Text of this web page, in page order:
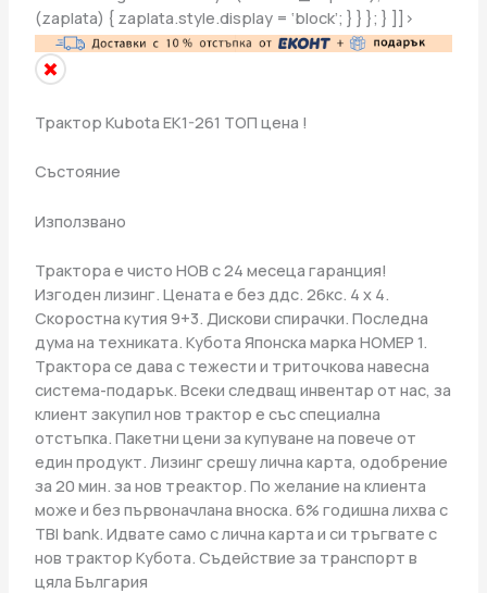
(zaplata) { zaplata.style.display = ‘block’; } } }; } ]]>
Трактор Kubota EK1-261 ТОП цена !
Състояние
Използвано
Трактора е чисто НОВ с 24 месеца гаранция!
Изгоден лизинг. Цената е без ддс. 26кс. 4 х 4.
Скоростна кутия 9+3. Дискови спирачки. Последна
дума на техниката. Кубота Японска марка НОМЕР 1.
Трактора се дава с тежести и триточкова навесна
система-подарък. Всеки следващ инвентар от нас, за
клиент закупил нов трактор е със специална
отстъпка. Пакетни цени за купуване на повече от
един продукт. Лизинг срешу лична карта, одобрение
за 20 мин. за нов треактор. По желание на клиента
може и без първоначлана вноска. 6% годишна лихва с
TBI bank. Идвате само с лична карта и си тръгвате с
нов трактор Кубота. Съдействие за транспорт в
цяла България